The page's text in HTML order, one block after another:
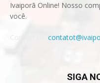
Ivaiporã Online! Nosso
você.
SIGA